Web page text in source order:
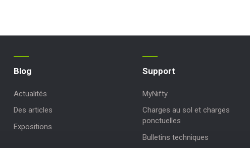
Blog
Actualités
Des articles
Expositions
Support
MyNifty
Charges au sol et charges
ponctuelles
Bulletins techniques